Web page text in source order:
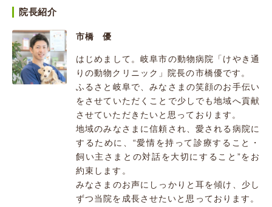
院長紹介
市橋 優
はじめまして。岐阜市の動物病院「けやき通
りの動物クリニック」院長の市橋優です。
ふるさと岐阜で、みなさまの笑顔のお手伝い
をさせていただくことで少しでも地域へ貢献
させていただきたいと思っております。
地域のみなさまに信頼され、愛される病院に
するために、“愛情を持って診療すること・
飼い主さまとの対話を大切にすること”をお
約束します。
みなさまのお声にしっかりと耳を傾け、少し
ずつ当院を成長させたいと思っております。